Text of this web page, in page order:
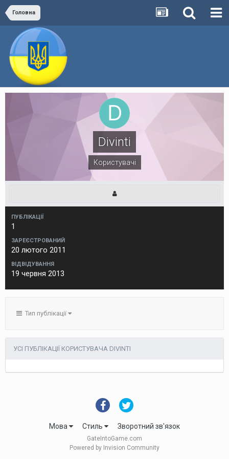
Головна
Divinti
Користувачі
ПУБЛІКАЦІЇ
1
ЗАРЕЄСТРОВАНИЙ
20 лютого 2011
ВІДВІДУВАННЯ
19 червня 2013
Тип публікації
УСІ ПУБЛІКАЦІЇ КОРИСТУВАЧА DIVINTI
Мова Стиль Зворотний зв'язок
GateIntoGame.com
Powered by Invision Community